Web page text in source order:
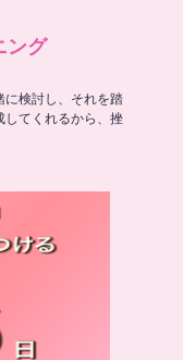
ング
に検討し、それを踏
してくれるから、挫